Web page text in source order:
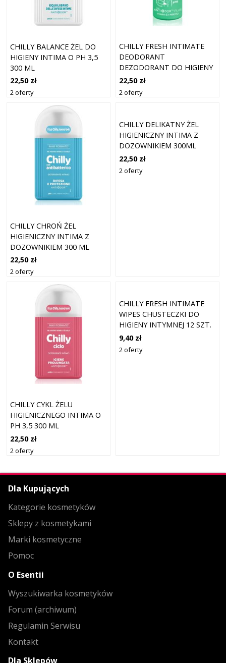
CHILLY BALANCE ŻEL DO
HIGIENY INTIMA O PH 3,5
300 ML
22,50 zł
2 oferty
CHILLY FRESH INTIMATE
DEODORANT
DEZODORANT DO HIGIENY
INTYMNEJ DLA KOBIET 50
ML
22,50 zł
2 oferty
CHILLY CHROŃ ŻEL
HIGIENICZNY INTIMA Z
DOZOWNIKIEM 300 ML
22,50 zł
2 oferty
CHILLY DELIKATNY ŻEL
HIGIENICZNY INTIMA Z
DOZOWNIKIEM 300ML
22,50 zł
2 oferty
CHILLY CYKL ŻELU
HIGIENICZNEGO INTIMA O
PH 3,5 300 ML
22,50 zł
2 oferty
CHILLY FRESH INTIMATE
WIPES CHUSTECZKI DO
HIGIENY INTYMNEJ 12 SZT.
9,40 zł
2 oferty
Dla Kupujących
Kategorie kosmetyków
Sklepy z kosmetykami
Marki kosmetyczne
Pomoc
O Esentii
Wyszukiwarka kosmetyków
Forum (archiwum)
Regulamin Serwisu
Kontakt
Dla Sklepów